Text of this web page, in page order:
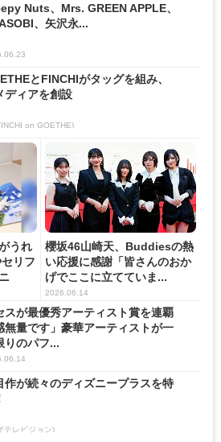
Nuts、Mrs. GREEN APPLE、
、矢沢永...
とFINCHIがタッグを組み、
ディアを創設
on GOETHE)
うれ
リフ
櫻坂46山崎天、Buddiesの熱
い応援に感謝「皆さんのおか
げでここに立てていま...
2026.06.14
スが最優秀アーティスト賞を連覇
無量です」豪華アーティストが一
りのパフ...
作が続々のディズニープラスを特
テレビジョン)